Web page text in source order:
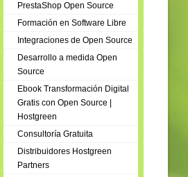
PrestaShop Open Source
Formación en Software Libre
Integraciones de Open Source
Desarrollo a medida Open
Source
Ebook Transformación Digital
Gratis con Open Source |
Hostgreen
Consultoría Gratuita
Distribuidores Hostgreen
Partners